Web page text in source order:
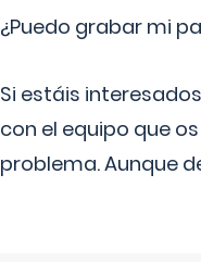
¿Puedo grabar mi
Si estáis
con el equipo que
problema. Aunque